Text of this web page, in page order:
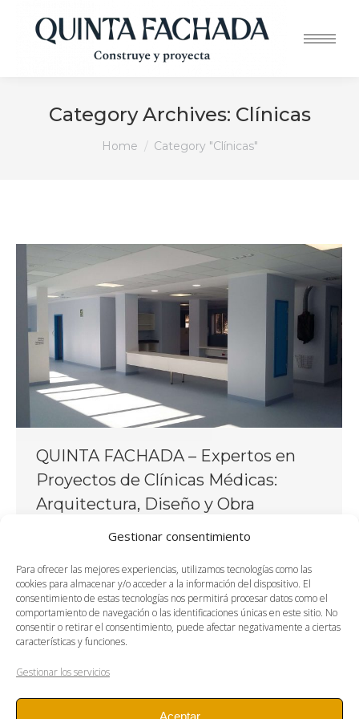
Gestionar consentimiento
Para ofrecer las mejores experiencias, utilizamos tecnologías como las
cookies para almacenar y/o acceder a la información del dispositivo. El
consentimiento de estas tecnologías nos permitirá procesar datos como el
comportamiento de navegación o las identificaciones únicas en este sitio. No
consentir o retirar el consentimiento, puede afectar negativamente a ciertas
características y funciones.
Gestionar los servicios
Aceptar
Category Archives: Clínicas
You are here:
Home Category "Clínicas"
QUINTA FACHADA – Expertos en
Proyectos de Clínicas Médicas:
Arquitectura, Diseño y Obra
Construcción,Diseño ByOnDiseño
28 de noviembre de 2025
En el sector sanitario, el espacio físico no es un
simple contenedor de actividad; es una
herramienta de trabajo, un elemento de
diagnóstico y, sobre todo, un factor crítico para la
seguridad, el bienestar del paciente y la eficiencia
del equipo médico. Diseñar y construir una clínica
cumplimiento normativo,…